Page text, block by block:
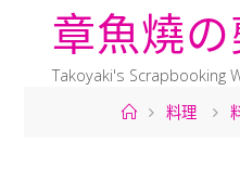
章魚燒の
Takoyaki's Scrapbooking
料理